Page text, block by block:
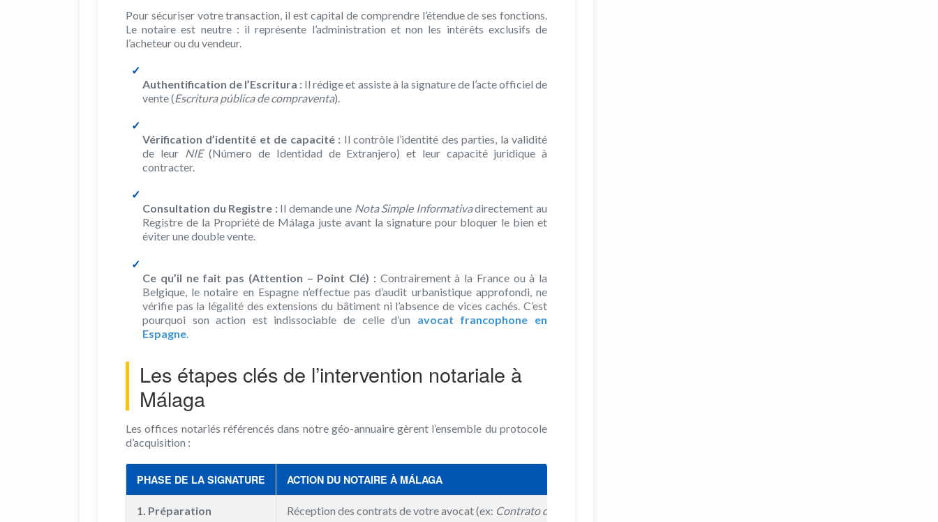
Pour sécuriser votre transaction, il est capital de comprendre l’étendue de ses fonctions.
Le notaire est neutre : il représente l’administration et non les intérêts exclusifs de
l’acheteur ou du vendeur.
Authentification de l’Escritura : Il rédige et assiste à la signature de l’acte officiel de
vente (Escritura pública de compraventa).
Vérification d’identité et de capacité : Il contrôle l’identité des parties, la validité
de leur NIE(Número de Identidad de Extranjero) et leur capacité juridique à
contracter.
Consultation du Registre :Il demande une Nota Simple Informativadirectement au
Registre de la Propriété de Málaga juste avant la signature pour bloquer le bien et
éviter une double vente.
Ce qu’il ne fait pas (Attention – Point Clé) :Contrairement à la France ou à la
Belgique, le notaire en Espagne n’effectue pas d’audit urbanistique approfondi, ne
vérifie pas la légalité des extensions du bâtiment ni l’absence de vices cachés. C’est
pourquoi son action est indissociable de celle d’un avocat francophone en
Espagne
Les étapes clés de l’intervention notariale à
Málaga
Les offices notariés référencés dans notre géo-annuaire gèrent l’ensemble du protocole
d’acquisition :
PHASE DE LA SIGNATURE ACTION DU NOTAIRE À MÁLAGA
1. Préparation Réception des contrats de votre avocat (ex: Contrato de Arras